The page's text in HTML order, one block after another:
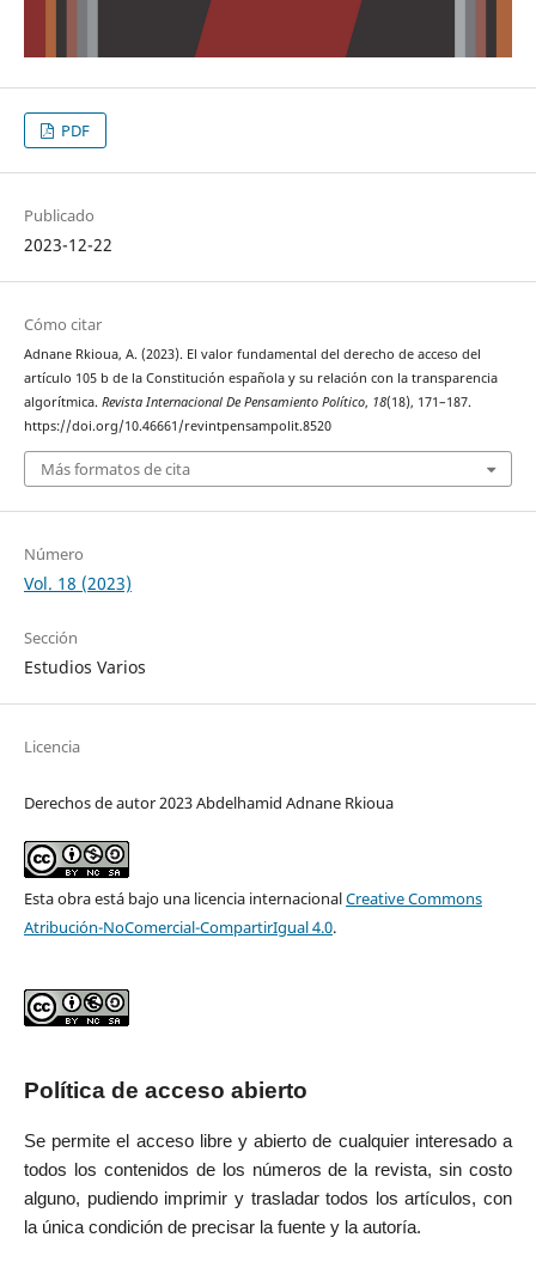
PDF
Publicado
2023-12-22
Cómo citar
Adnane Rkioua, A. (2023). El valor fundamental del derecho de acceso del
artículo 105 b de la Constitución española y su relación con la transparencia
algorítmica. Revista Internacional De Pensamiento Político, 18(18), 171–187.
https://doi.org/10.46661/revintpensampolit.8520
Más formatos de cita
Número
Vol. 18 (2023)
Sección
Estudios Varios
Licencia
Derechos de autor 2023 Abdelhamid Adnane Rkioua
Esta obra está bajo una licencia internacionalCreative Commons
Atribución-NoComercial-CompartirIgual 4.0.
Política de acceso abierto
Se permite el acceso libre y abierto de cualquier interesado a
todos los contenidos de los números de la revista, sin costo
alguno, pudiendo imprimir y trasladar todos los artículos, con
la única condición de precisar la fuente y la autoría.